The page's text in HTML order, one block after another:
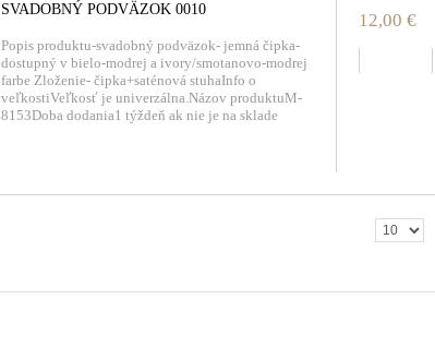
SVADOBNÝ PODVÄZOK 0010
Popis produktu-svadobný podväzok- jemná čipka-
dostupný v bielo-modrej a ivory/smotanovo-modrej
farbe Zloženie- čipka+saténová stuhaInfo o
veľkostiVeľkosť je univerzálna.Názov produktuM-
8153Doba dodania1 týždeň ak nie je na sklade
12,00 €